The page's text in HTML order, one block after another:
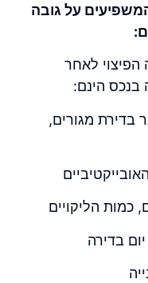
על גובה
לאחר
הינם:
מגורים,
הליקויים